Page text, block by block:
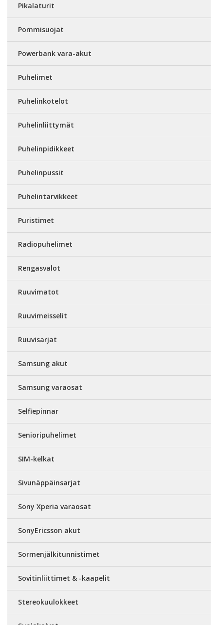
Pikalaturit
Pommisuojat
Powerbank vara-akut
Puhelimet
Puhelinkotelot
Puhelinliittymät
Puhelinpidikkeet
Puhelinpussit
Puhelintarvikkeet
Puristimet
Radiopuhelimet
Rengasvalot
Ruuvimatot
Ruuvimeisselit
Ruuvisarjat
Samsung akut
Samsung varaosat
Selfiepinnar
Senioripuhelimet
SIM-kelkat
Sivunäppäinsarjat
Sony Xperia varaosat
SonyEricsson akut
Sormenjälkitunnistimet
Sovitinliittimet & -kaapelit
Stereokuulokkeet